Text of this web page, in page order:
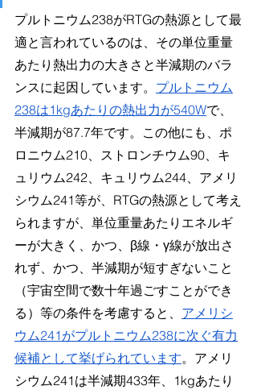
プルトニウム238がRTGの熱源として最
適と言われているのは、その単位重量
あたり熱出力の大きさと半減期のバラ
ンスに起因しています。 プルトニウム
238は1kgあたりの熱出力が540Wで、
半減期が87.7年です。この他にも、ポ
ロニウム210、ストロンチウム90、キ
ュリウム242、キュリウム244、アメリ
シウム241等が、RTGの熱源として考え
られますが、単位重量あたりエネルギ
ーが大きく、かつ、β線・γ線が放出さ
れず、かつ、半減期が短すぎないこと
（宇宙空間で数十年過ごすことができ
る）等の条件を考慮すると、 アメリシ
ウム241がプルトニウム238に次ぐ有力
候補として挙げられています。アメリ
シウム241は半減期433年、1kgあたり